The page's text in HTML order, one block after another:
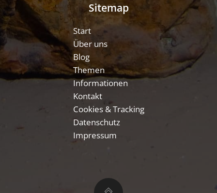
Sitemap
Start
Über uns
Blog
Themen
Informationen
Kontakt
Cookies & Tracking
Datenschutz
Impressum